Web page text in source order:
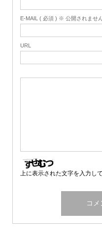
E-MAIL ( 必須 ) ※ 公開されませ
URL
上に表示された文字を入力し